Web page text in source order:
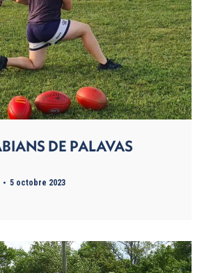
DE PALAVAS
5 octobre 2023